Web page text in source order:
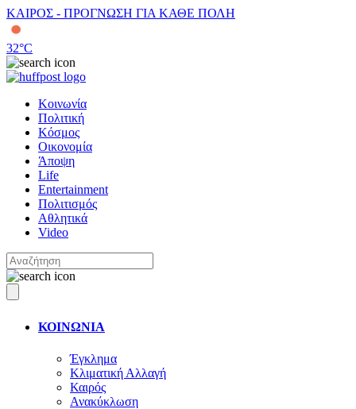
ΚΑΙΡΟΣ - ΠΡΟΓΝΩΣΗ ΓΙΑ ΚΑΘΕ ΠΟΛΗ
32°C
Κοινωνία
Πολιτική
Κόσμος
Οικονομία
Άποψη
Life
Entertainment
Πολιτισμός
Αθλητικά
Video
ΚΟΙΝΩΝΙΑ
Έγκλημα
Κλιματική Αλλαγή
Καιρός
Ανακύκλωση